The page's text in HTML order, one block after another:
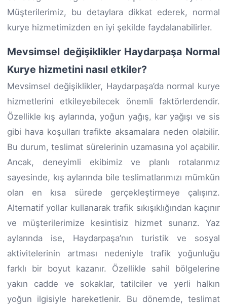
Müşterilerimiz, bu detaylara dikkat ederek, normal
kurye hizmetimizden en iyi şekilde faydalanabilirler.
Mevsimsel değişiklikler Haydarpaşa Normal
Kurye hizmetini nasıl etkiler?
Mevsimsel değişiklikler, Haydarpaşa’da normal kurye
hizmetlerini etkileyebilecek önemli faktörlerdendir.
Özellikle kış aylarında, yoğun yağış, kar yağışı ve sis
gibi hava koşulları trafikte aksamalara neden olabilir.
Bu durum, teslimat sürelerinin uzamasına yol açabilir.
Ancak, deneyimli ekibimiz ve planlı rotalarımız
sayesinde, kış aylarında bile teslimatlarımızı mümkün
olan en kısa sürede gerçekleştirmeye çalışırız.
Alternatif yollar kullanarak trafik sıkışıklığından kaçınır
ve müşterilerimize kesintisiz hizmet sunarız. Yaz
aylarında ise, Haydarpaşa’nın turistik ve sosyal
aktivitelerinin artması nedeniyle trafik yoğunluğu
farklı bir boyut kazanır. Özellikle sahil bölgelerine
yakın cadde ve sokaklar, tatilciler ve yerli halkın
yoğun ilgisiyle hareketlenir. Bu dönemde, teslimat